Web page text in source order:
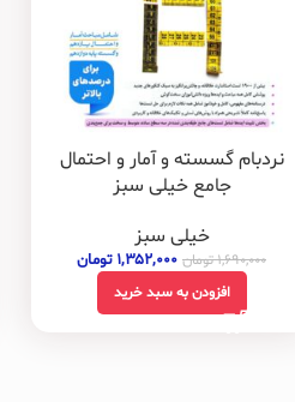
نردبام گسسته و آمار و احتمال
جامع خیلی سبز
خیلی سبز
۱,۶۹۰,۰۰۰تومان ۱,۳۵۲,۰۰۰ تومان
افزودن به سبد خرید